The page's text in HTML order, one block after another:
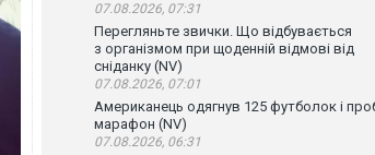
07.08.2026, 07:31
Перегляньте звички. Що відбувається
з організмом при щоденній відмові від
сніданку (NV)
07.08.2026, 07:01
Американець одягнув 125 футболок і
марафон (NV)
07.08.2026, 06:31